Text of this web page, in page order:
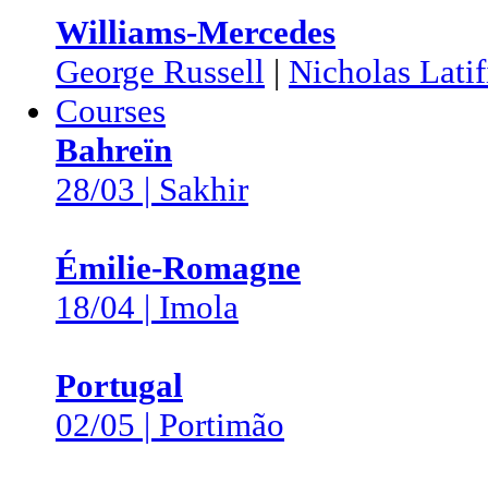
Williams-Mercedes
George Russell | Nicholas
Courses
Bahreïn
28/03 | Sakhir
Émilie-Romagne
18/04 | Imola
Portugal
02/05 | Portimão